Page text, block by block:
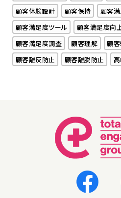
顧客体験設計
顧客保持 顧客
顧客満足度ツール
顧客満足度向
顧客満足度調査
顧客理解 顧
顧客離反防止
顧客離脱防止